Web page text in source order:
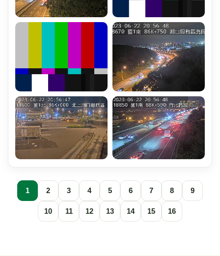
1 2 3 4 5 6 7 8 9
10 11 12 13 14 15 16